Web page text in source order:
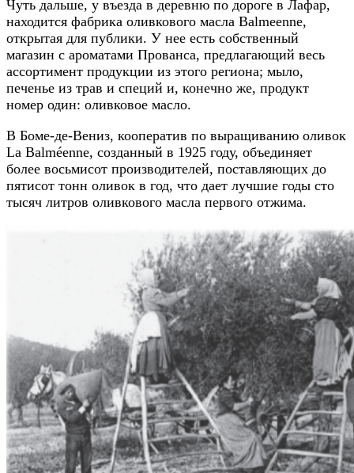
Чуть дальше, у въезда в деревню по дороге в Лафар,
находится фабрика оливкового масла Balmeenne,
открытая для публики. У нее есть собственный
магазин с ароматами Прованса, предлагающий весь
ассортимент продукции из этого региона; мыло,
печенье из трав и специй и, конечно же, продукт
номер один: оливковое масло.
В Боме-де-Вениз, кооператив по выращиванию оливок
La Balméenne, созданный в 1925 году, объединяет
более восьмисот производителей, поставляющих до
пятисот тонн оливок в год, что дает лучшие годы сто
тысяч литров оливкового масла первого отжима.